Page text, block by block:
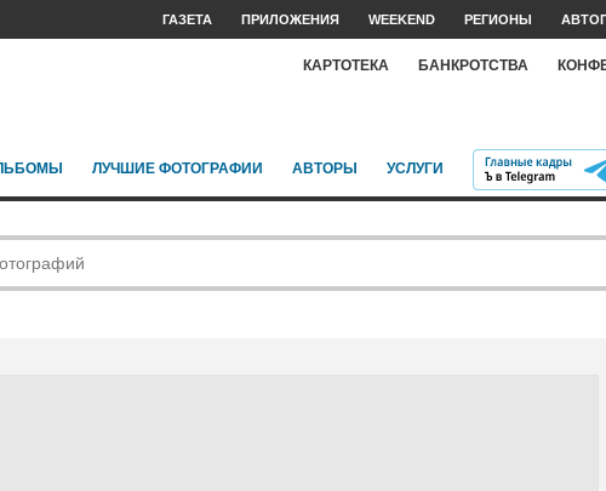
ГАЗЕТА ПРИЛОЖЕНИЯ WEEKEND РЕГИОНЫ
КАРТОТЕКА БАНКРОТСТВА
ЛУЧШИЕ ФОТОГРАФИИ АВТОРЫ УСЛУГИ